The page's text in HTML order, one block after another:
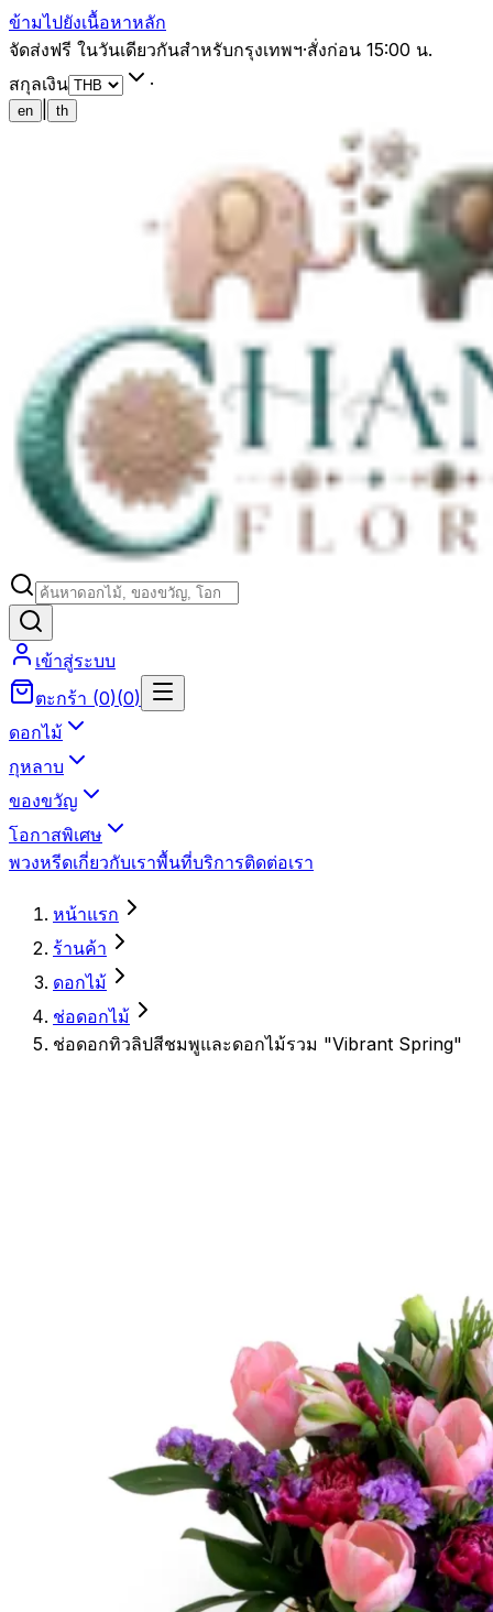
ข้ามไปยังเนื้อหาหลัก
จัดส่งฟรี ในวันเดียวกันสำหรับกรุงเทพฯ·สั่งก่อน 15:00 น.
สกุลเงิน
·
en th
เข้าสู่ระบบ
ตะกร้า (0)(0)
ดอกไม้
กุหลาบ
ของขวัญ
โอกาสพิเศษ
พวงหรีดเกี่ยวกับเราพื้นที่บริการติดต่อเรา
หน้าแรก
ร้านค้า
ดอกไม้
ช่อดอกไม้
ช่อดอกทิวลิปสีชมพูและดอกไม้รวม "Vibrant Spring"